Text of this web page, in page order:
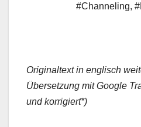
#Channeling,
Originaltext in englisch
Übersetzung mit Google
und korrigiert*)